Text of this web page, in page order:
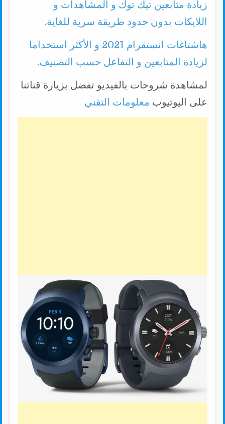
زيادة متابعين تيك توك و المشاهدات و
اللايكات بدون حدود طريقة سرية للغاية.
هاشتاغات انستقرام 2021 و الأكثر استخداما
لزيادة المتابعين و التفاعل حسب التصنيف.
لمشاهدة شروحات بالفيديو تفضل بزيارة قناتنا
على اليوتيوب معلومات التقني